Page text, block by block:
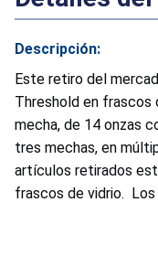
Descripción:
Este retiro del
Threshold en frascos
mecha, de 14 onzas
tres mechas, en
artículos retirados
frascos de vidrio.